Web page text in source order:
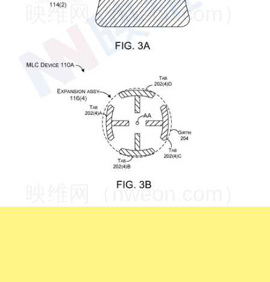
映维网（nweon.com）
映维网（nweon.com）